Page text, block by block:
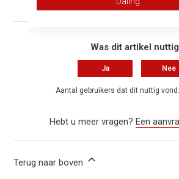
Was dit artikel
Ja Nee
Aantal gebruikers dat dit nuttig
Hebt u meer vragen? Een
Terug naar boven